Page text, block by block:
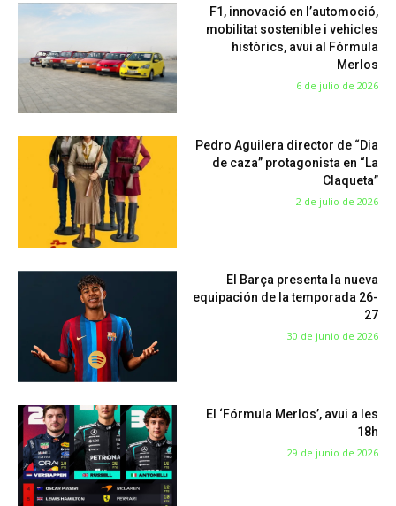
F1, innovació en l’automoció,
mobilitat sostenible i vehicles
històrics, avui al Fórmula
Merlos
6 de julio de 2026
Pedro Aguilera director de “Dia
de caza” protagonista en “La
Claqueta”
2 de julio de 2026
El Barça presenta la nueva
equipación de la temporada 26-
27
30 de junio de 2026
El ‘Fórmula Merlos’, avui a les
18h
29 de junio de 2026